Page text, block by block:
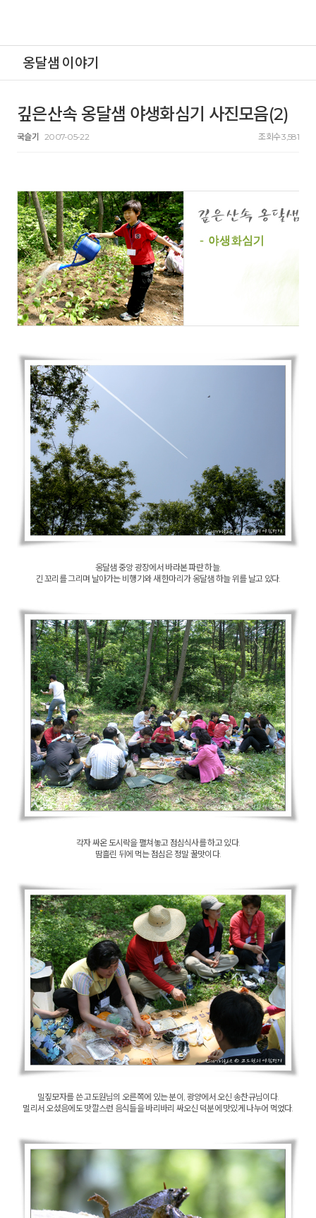
옹달샘 이야기
깊은산속 옹달샘 야생화심기 사진모음(2)
국슬기 2007-05-22 조회수 3,581
옹달샘 중앙 광장에서 바라본 파란 하늘.
긴 꼬리를 그리며 날아가는 비행기와 새 한마리가 옹달샘 하늘 위를 날고 있다.
각자 싸온 도시락을 펼쳐놓고 점심식사를 하고 있다.
땀흘린 뒤에 먹는 점심은 정말 꿀맛이다.
밀짚모자를 쓴 고도원님의 오른쪽에 있는 분이, 광양에서 오신 송찬규님이다.
멀리서 오셨음에도 맛깔스런 음식들을 바리바리 싸오신 덕분에 맛있게 나누어 먹었다.